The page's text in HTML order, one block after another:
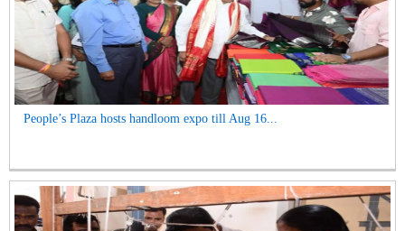
People’s Plaza hosts handloom expo till Aug 16...